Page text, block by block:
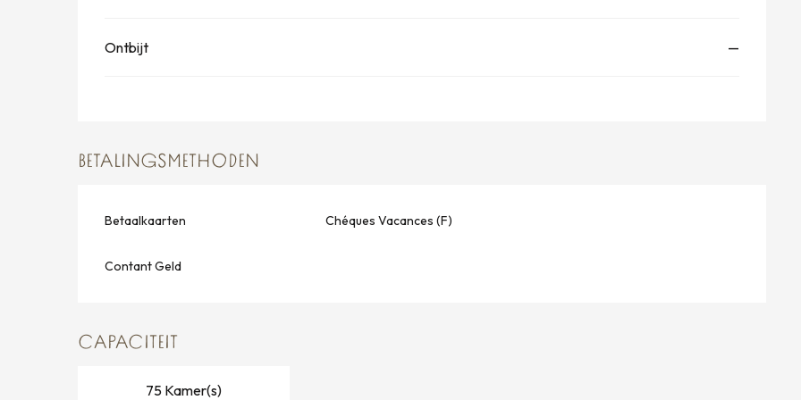
Ontbijt —
BETALINGSMETHODEN
Betaalkaarten Chéques Vacances (F)
Contant Geld
CAPACITEIT
75 Kamer(s)